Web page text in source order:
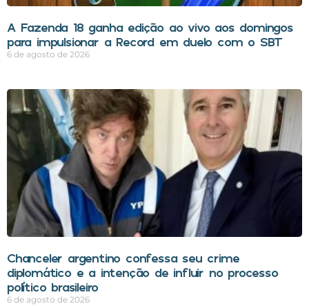
A Fazenda 18 ganha edição ao vivo aos domingos
para impulsionar a Record em duelo com o SBT
6 de agosto de 2026
Chanceler argentino confessa seu crime
diplomático e a intenção de influir no processo
político brasileiro
6 de agosto de 2026